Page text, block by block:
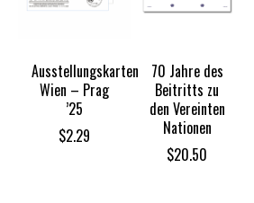
Ausstellungskarten
Wien – Prag
’25
$2.29
70 Jahre des
Beitritts zu
den Vereinten
Nationen
$20.50